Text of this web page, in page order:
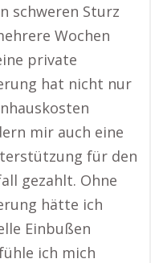
schweren Sturz
Wochen
private
hat nicht nur
mir auch eine
für den
gezahlt. Ohne
hätte ich
Einbußen
ich mich